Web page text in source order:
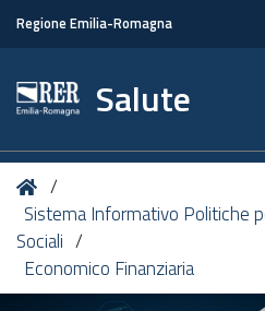
Regione Emilia-Romagna
Salute
Tu
sei
qui:
Home
Sistema Informativo Politiche
Sociali
Economico Finanziaria